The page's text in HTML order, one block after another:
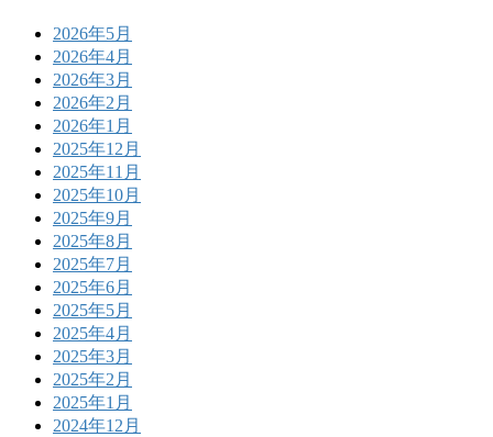
2026年5月
2026年4月
2026年3月
2026年2月
2026年1月
2025年12月
2025年11月
2025年10月
2025年9月
2025年8月
2025年7月
2025年6月
2025年5月
2025年4月
2025年3月
2025年2月
2025年1月
2024年12月